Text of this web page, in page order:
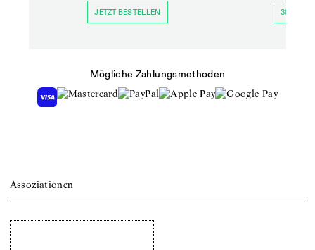
JETZT BESTELLEN 30 TAGE
Mögliche Zahlungsmethoden
Assoziationen